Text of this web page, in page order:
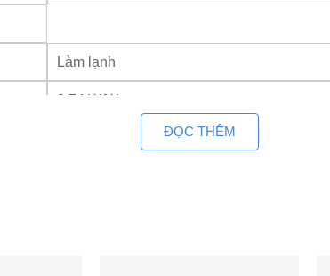
Làm lạnh
2.74 W/W
Độ ồn (Cao/Thấp)ĐỌC THÊM